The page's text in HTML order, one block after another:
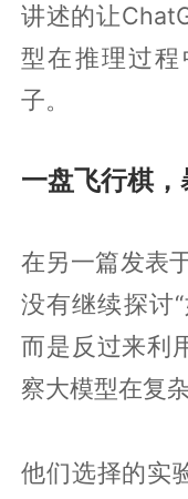
讲述的让
型在推理过
子。
一盘飞行棋，
在另一篇发表
没有继续探讨
而是反过来利
察大模型在复
他们选择的实